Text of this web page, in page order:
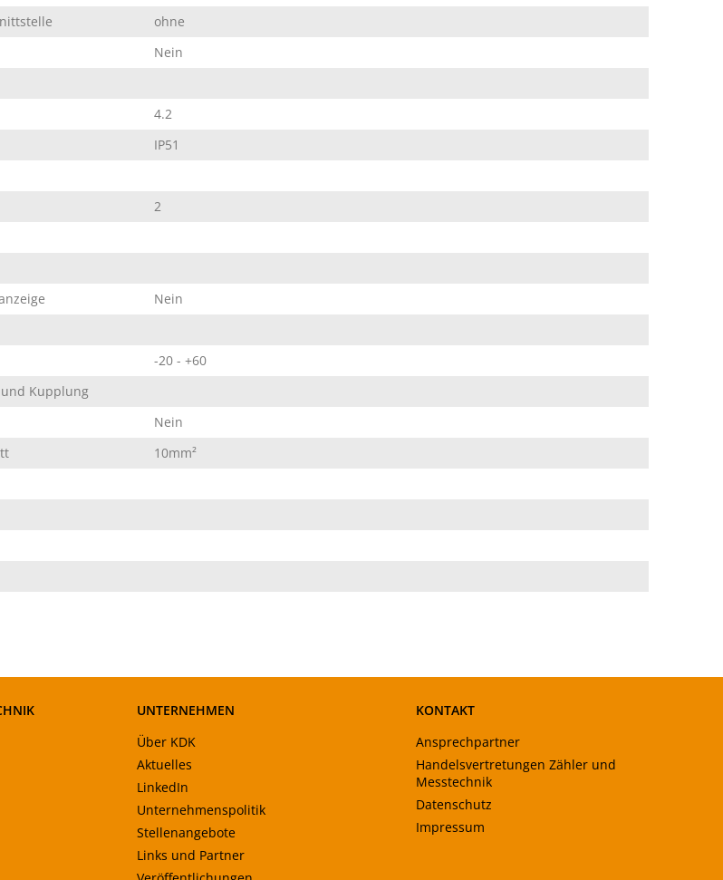
ohne
Nein
4.2
IP51
2
Nein
-20 - +60
Kupplung
Nein
10mm²
UNTERNEHMEN
Über KDK
Aktuelles
LinkedIn
Unternehmenspolitik
Stellenangebote
Links und Partner
KONTAKT
Ansprechpartner
Handelsvertretungen Zähler und
Messtechnik
Datenschutz
Impressum